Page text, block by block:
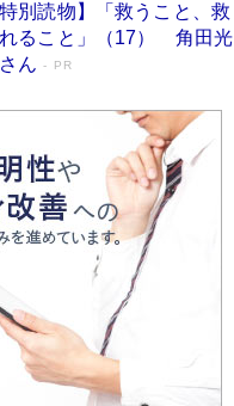
献身』『白夜行』など代表作が
セラー］
Book Bang
80代向け新書がベスト3を独
は、大嘘である」原作者が抱き
とは…「自己憐憫は描きたくな
にこだわったこと（後編） #
Bang
特別読物】「救うこと、救
ること」（17） 角田光
ん
PR